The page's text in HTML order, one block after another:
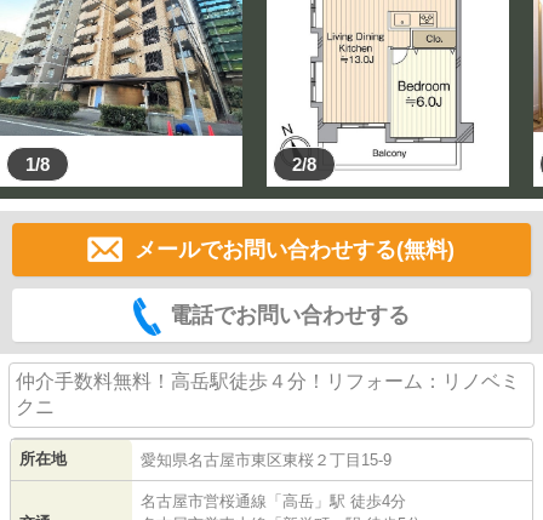
1/8 2/8
メールでお問い合わせする(無料)
電話でお問い合わせする
仲介手数料無料！高岳駅徒歩４分！リフォーム：リノベミ
クニ
所在地 愛知県名古屋市東区東桜 ２丁目15-9
名古屋市営桜通線 「 高岳 」駅 徒歩4分